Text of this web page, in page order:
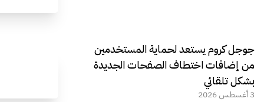
جوجل كروم يستعد لحماية المستخدمين
من إضافات اختطاف الصفحات الجديدة
بشكل تلقائي
3 أغسطس 2026